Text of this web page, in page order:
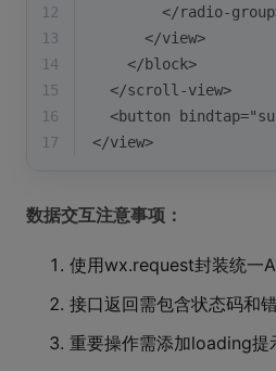
12
</radio-
13
      </view>
14
    </block>
15
  </scroll-view>
16
<button
17
</view>
数据交互注意事项：
使用wx.request封装统一
接口返回需包含状态码和
重要操作需添加loading提